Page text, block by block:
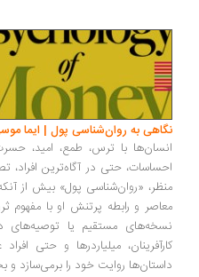
به روان‌شناسی پول | ایما موسی‌زاده
با ترس، طمع، امید، حسرت و
حتی در آگاه‌ترین افراد،
«روان‌شناسی پول» بیش از آنکه
و رابطه پرتنش او با مفهوم ثروت و
مستقیم یا توصیه‌های دستوری،
میلیاردرها و حتی افراد
روایت خود را برمی‌سازد و بحث